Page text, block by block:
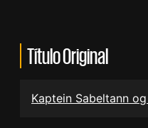
Título Original
Kaptein Sabeltann